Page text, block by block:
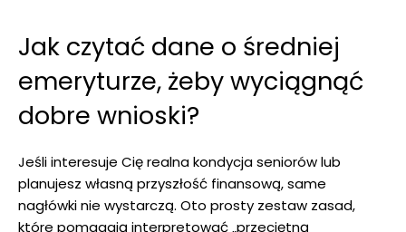
Jak czytać dane o średniej
emeryturze, żeby wyciągnąć
dobre wnioski?
Jeśli interesuje Cię realna kondycja seniorów lub
planujesz własną przyszłość finansową, same
nagłówki nie wystarczą. Oto prosty zestaw zasad,
które pomagają interpretować „przeciętną